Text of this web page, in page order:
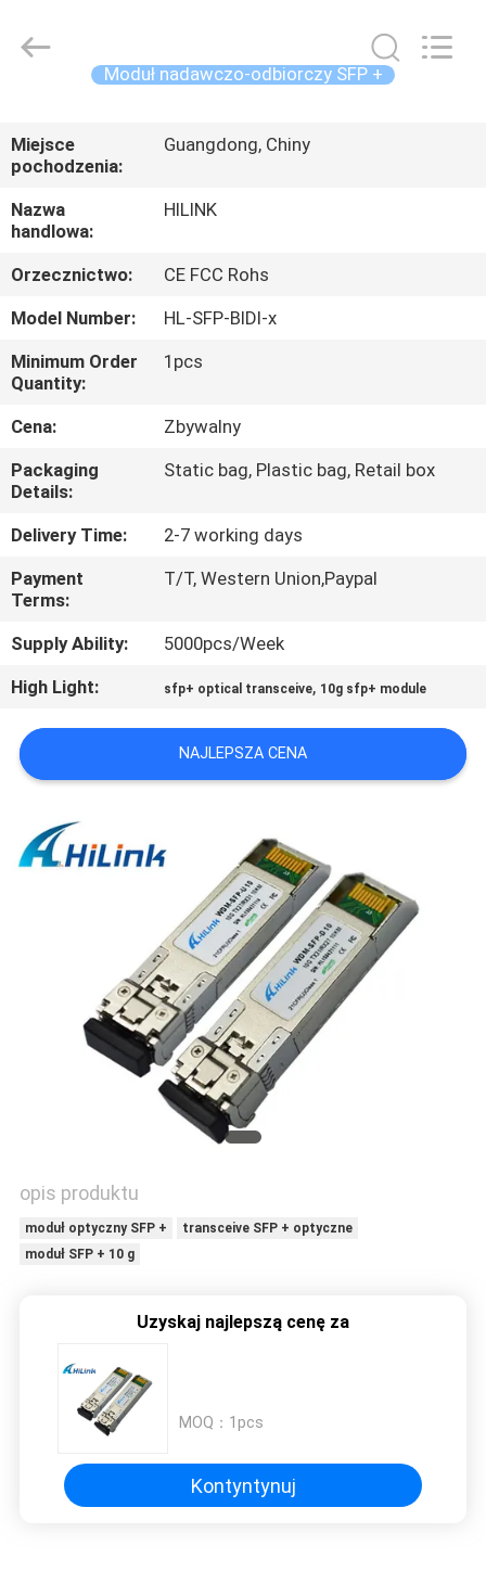
DOMU
PRODUKTY
O
NAS
WYCIECZKA
PO
FABRYCE
KONTROLA
JAKOŚCI
SKONTAKTUJ
SIĘ
NAMI
NOWOŚCI
WYCENĘ
POLITYKA
PRYWATNOŚCI
Technology
Co.,Ltd..
Moduł nadawczo-odbiorczy SFP +
Miejsce
pochodzenia:
Guangdong, Chiny
Nazwa
handlowa:
HILINK
Orzecznictwo:
CE FCC Rohs
Model Number:
HL-SFP-BIDI-x
Minimum Order
Quantity:
1pcs
Cena:
Zbywalny
Packaging
Details:
Static bag, Plastic bag, Retail box
Delivery Time:
2-7 working days
Payment
Terms:
T/T, Western Union,Paypal
Supply Ability:
5000pcs/Week
High Light:
sfp+ optical transceive, 10g sfp+ module
NAJLEPSZA CENA
opis produktu
moduł optyczny SFP +
transceive SFP + optyczne
moduł SFP + 10 g
Uzyskaj najlepszą cenę za
MOQ： 1pcs
Kontyntynuj